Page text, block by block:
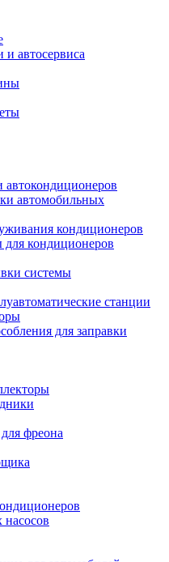
автосервиса
автокондиционеров
автомобильных
кондиционеров
для кондиционеров
системы
станции
для заправки
фреона